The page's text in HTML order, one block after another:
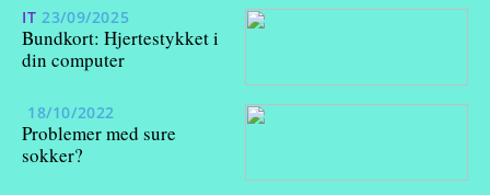
IT 23/09/2025
Bundkort: Hjertestykket i
din computer
18/10/2022
Problemer med sure
sokker?